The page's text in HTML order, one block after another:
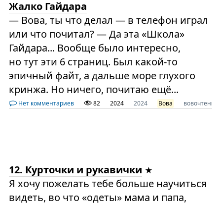
Жалко Гайдара
— Вова, ты что делал — в телефон играл
или что почитал? — Да эта «Школа»
Гайдара... Вообще было интересно,
но тут эти 6 страниц. Был какой-то
эпичный файт, а дальше море глухого
кринжа. Но ничего, почитаю ещё...
Нет комментариев 82 2024 2024 Вова вовочтение
12. Курточки и рукавички
Я хочу пожелать тебе больше научиться
видеть, во что «одеты» мама и папа,